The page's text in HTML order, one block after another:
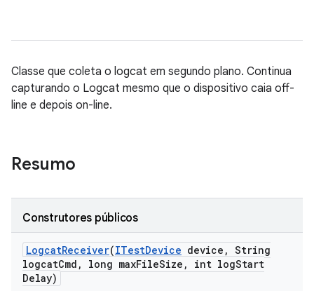
Classe que coleta o logcat em segundo plano. Continua
capturando o Logcat mesmo que o dispositivo caia off-
line e depois on-line.
Resumo
Construtores públicos
LogcatReceiver(ITestDevice device , String
logcatCmd , long maxFileSize , int logStart
Delay)